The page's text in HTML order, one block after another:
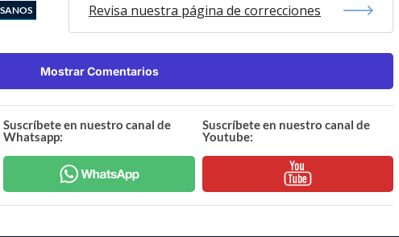
Revisa nuestra página de correcciones
Mostrar Comentarios
Suscríbete en nuestro canal de
Whatsapp:
Suscríbete en nuestro canal de
Youtube: